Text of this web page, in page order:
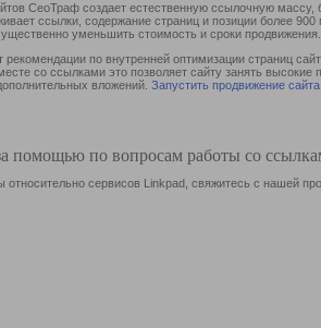
СеоТраф создает естественную ссылочную
ссылки, содержание страниц и позиции более
уменьшить стоимость и сроки продвижения.
по внутренней оптимизации страниц
со ссылками это позволяет сайту занять
вложений. Запустить продвижение сайта
помощью по вопросам работы со
относительно сервисов Linkpad, свяжитесь с нашей